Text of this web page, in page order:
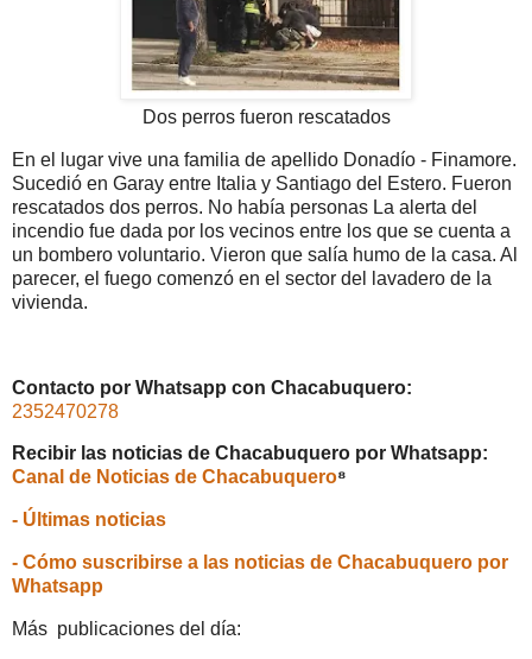
Dos perros fueron rescatados
En el lugar vive una familia de apellido Donadío - Finamore.
Sucedió en Garay entre Italia y Santiago del Estero. Fueron
rescatados dos perros. No había personas La alerta del
incendio fue dada por los vecinos entre los que se cuenta a
un bombero voluntario. Vieron que salía humo de la casa. Al
parecer, el fuego comenzó en el sector del lavadero de la
vivienda.
Contacto por Whatsapp con Chacabuquero:
2352470278
Recibir las noticias de Chacabuquero por Whatsapp:
Canal de Noticias de Chacabuquero⁸
- Últimas noticias
- Cómo suscribirse a las noticias de Chacabuquero por
Whatsapp
Más publicaciones del día: